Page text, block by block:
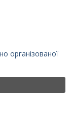
організованої